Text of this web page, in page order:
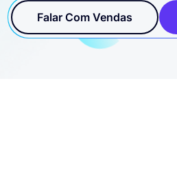
Falar Com Vendas